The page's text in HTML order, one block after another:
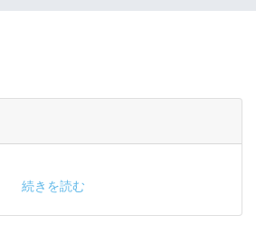
続きを読む